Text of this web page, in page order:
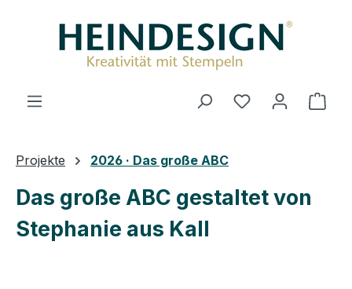
Projekte 2026 · Das große ABC
Das große ABC gestaltet von
Stephanie aus Kall